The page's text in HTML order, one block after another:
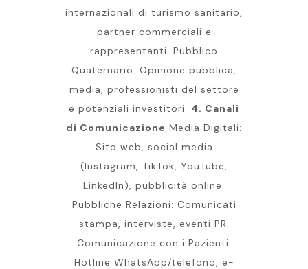
internazionali di turismo sanitario,
partner commerciali e
rappresentanti. Pubblico
Quaternario: Opinione pubblica,
media, professionisti del settore
e potenziali investitori. 4. Canali
di Comunicazione Media Digitali:
Sito web, social media
(Instagram, TikTok, YouTube,
LinkedIn), pubblicità online.
Pubbliche Relazioni: Comunicati
stampa, interviste, eventi PR.
Comunicazione con i Pazienti:
Hotline WhatsApp/telefono, e-